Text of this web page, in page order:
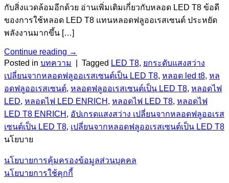
กับสิ่งแวดล้อมอีกด้วย อ่านเพิ่มเติมเกี่ยวกับหลอด LED T8 ข้อดี
ของการใช้หลอด LED T8 แทนหลอดฟลูออเรสเซนต์ ประหยัด
พลังงานมากขึ้น […]
Continue reading →
Posted in บทความ Tagged LED T8, ยกระดับแสงสว่าง
เปลี่ยนจากหลอดฟลูออเรสเซนต์เป็น LED T8, หลอด led t8, หล
อดฟลูออเรสเซนต์, หลอดฟลูออเรสเซนต์เป็น LED T8, หลอดไฟ
LED, หลอดไฟ LED ENRICH , หลอดไฟ LED T8, หลอดไฟ
LED T8 ENRICH , อัปเกรดแสงสว่าง เปลี่ยนจากหลอดฟลูออเรส
เซนต์เป็น LED T8, เปลี่ยนจากหลอดฟลูออเรสเซนต์เป็น LED T8
นโยบาย
นโยบายการคุ้มครองข้อมูลส่วนบุคคล
นโยบายการใช้คุกกี้